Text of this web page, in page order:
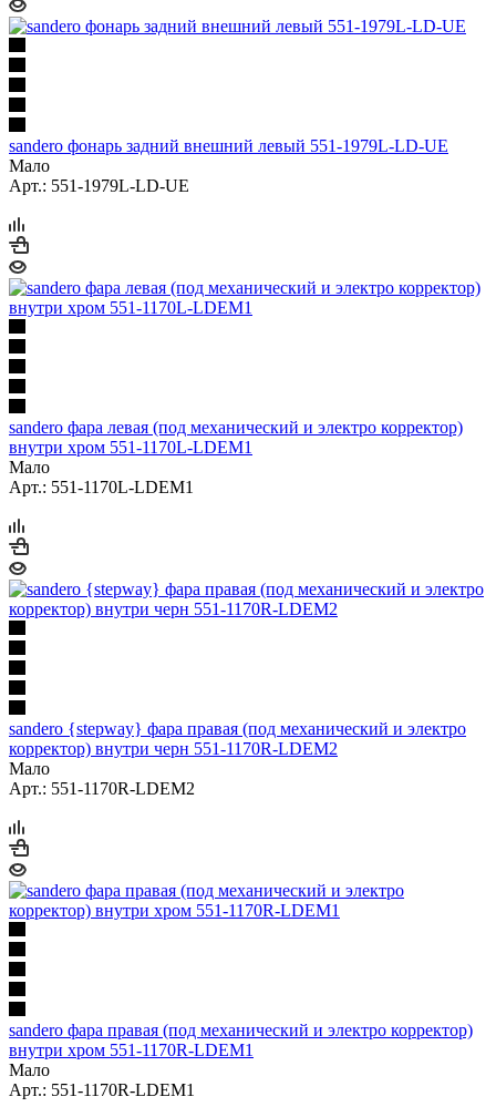
sandero фонарь задний внешний левый 551-1979L-LD-UE
Мало
Арт.: 551-1979L-LD-UE
sandero фара левая (под механический и электро корректор)
внутри хром 551-1170L-LDEM1
Мало
Арт.: 551-1170L-LDEM1
sandero {stepway} фара правая (под механический и электро
корректор) внутри черн 551-1170R-LDEM2
Мало
Арт.: 551-1170R-LDEM2
sandero фара правая (под механический и электро корректор)
внутри хром 551-1170R-LDEM1
Мало
Арт.: 551-1170R-LDEM1